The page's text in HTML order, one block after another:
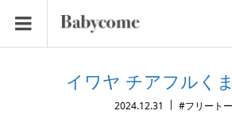
イワヤ チアフルく
2024.12.31
#フリート